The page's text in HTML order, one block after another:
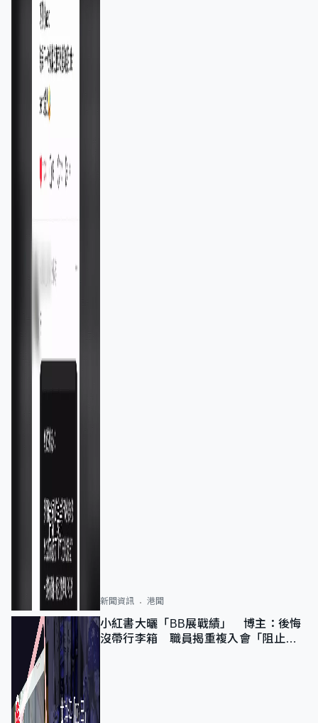
新聞資訊 港聞
小紅書大曬「BB展戰績」 博主：後悔
沒帶行李箱 職員揭重複入會「阻止唔